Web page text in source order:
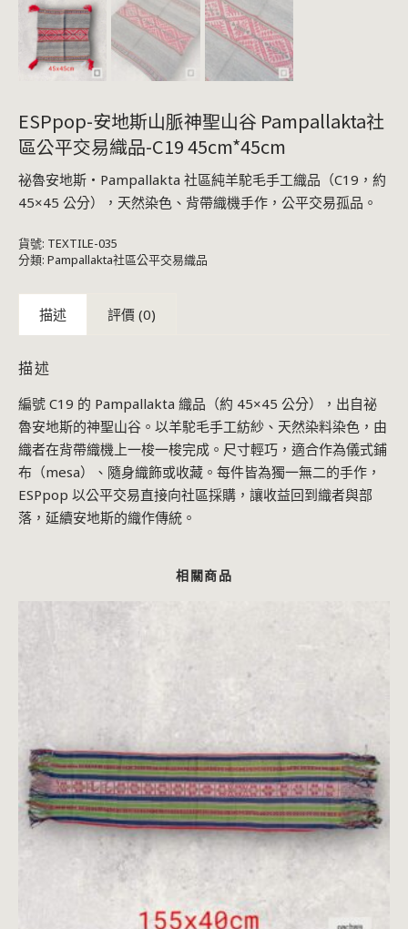
ESPpop-安地斯山脈神聖山谷 Pampallakta社
區公平交易織品-C19 45cm*45cm
祕魯安地斯・Pampallakta 社區純羊駝毛手工織品（C19，約
45×45 公分），天然染色、背帶織機手作，公平交易孤品。
貨號: TEXTILE-035
分類: Pampallakta社區公平交易織品
描述 評價 (0)
描述
編號 C19 的 Pampallakta 織品（約 45×45 公分），出自祕
魯安地斯的神聖山谷。以羊駝毛手工紡紗、天然染料染色，由
織者在背帶織機上一梭一梭完成。尺寸輕巧，適合作為儀式鋪
布（mesa）、隨身織飾或收藏。每件皆為獨一無二的手作，
ESPpop 以公平交易直接向社區採購，讓收益回到織者與部
落，延續安地斯的織作傳統。
相關商品